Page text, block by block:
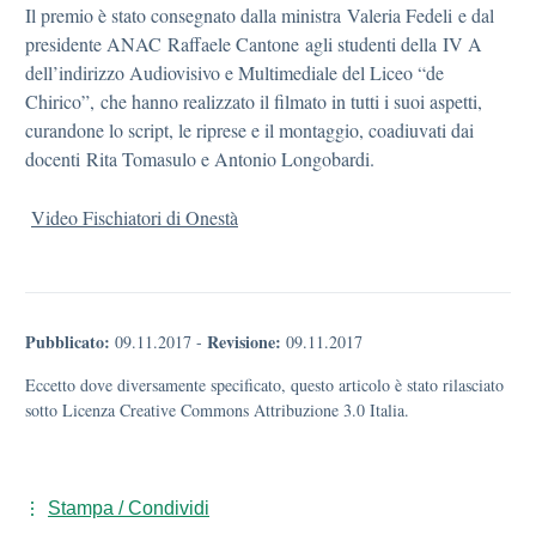
Il premio è stato consegnato dalla ministra Valeria Fedeli e dal
presidente ANAC Raffaele Cantone agli studenti della IV A
dell’indirizzo Audiovisivo e Multimediale del Liceo “de
Chirico”, che hanno realizzato il filmato in tutti i suoi aspetti,
curandone lo script, le riprese e il montaggio, coadiuvati dai
docenti Rita Tomasulo e Antonio Longobardi.
Video Fischiatori di Onestà
Pubblicato: 09.11.2017 - Revisione: 09.11.2017
Eccetto dove diversamente specificato, questo articolo è stato rilasciato
sotto Licenza Creative Commons Attribuzione 3.0 Italia.
Stampa / Condividi